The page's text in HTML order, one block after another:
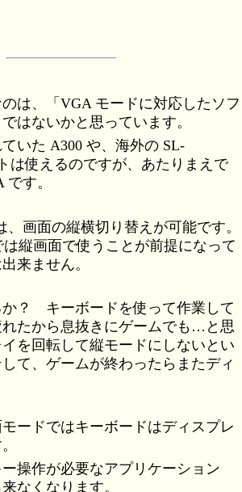
は、「VGA モードに対応したソフ
はないかと思っています。
いた A300 や、海外の SL-
は使えるのですが、あたりまえで
す。
、画面の縦横切り替えが可能です。
は縦画面で使うことが前提になって
来ません。
か？ キーボードを使って作業して
たから息抜きにゲームでも…と思
を回転して縦モードにしないとい
て、ゲームが終わったらまたディ
ードではキーボードはディスプレ
操作が必要なアプリケーション
なくなります。